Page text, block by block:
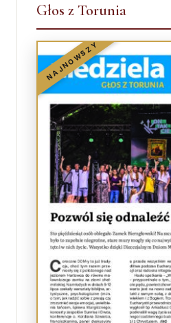
Głos z Torunia
NAJNOWSZY